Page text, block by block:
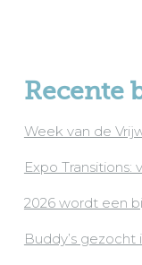
Recente
Week van de
Expo
2026 wordt een
Buddy’s